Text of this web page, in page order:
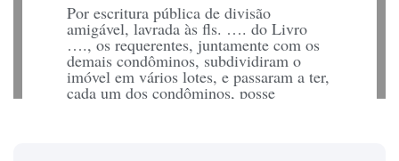
Por escritura pública de divisão
amigável, lavrada às fls. …. do Livro
…., os requerentes, juntamente com os
demais condôminos, subdividiram o
imóvel em vários lotes, e passaram a ter,
cada um dos condôminos, posse